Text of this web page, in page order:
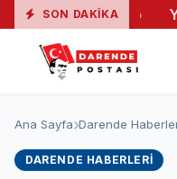
SON DAKIKA
Ele Verdi ●
Ana Sayfa Darende
DARENDE HABERLERI